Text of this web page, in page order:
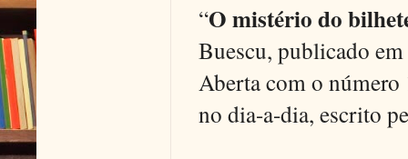
“O mistério do
Buescu, publicado
Aberta com o
no dia-a-dia, escrito